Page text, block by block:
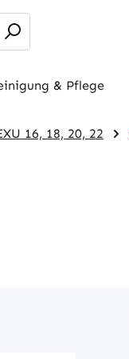
& Pflege
16, 18, 20, 22